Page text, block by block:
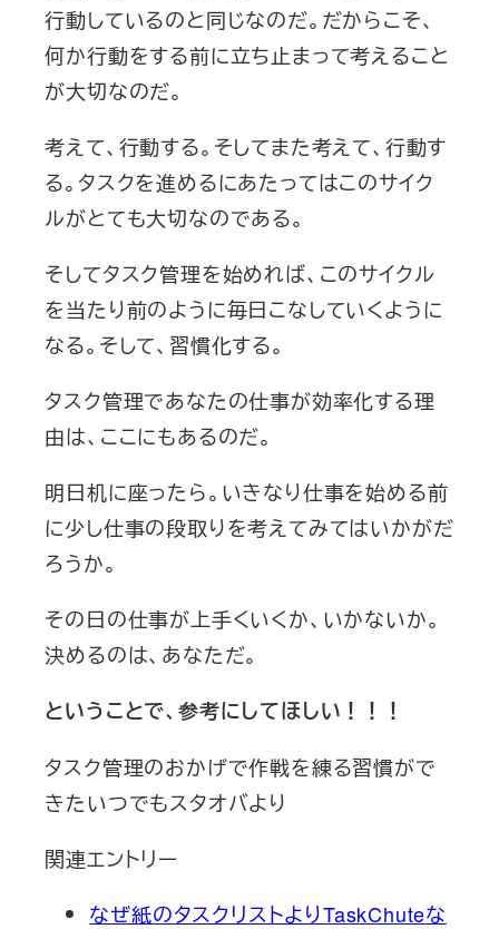
行動しているのと同じなのだ。だからこそ、
何か行動をする前に立ち止まって考えること
が大切なのだ。
考えて、行動する。そしてまた考えて、行動す
る。タスクを進めるにあたってはこのサイク
ルがとても大切なのである。
そしてタスク管理を始めれば、このサイクル
を当たり前のように毎日こなしていくように
なる。そして、習慣化する。
タスク管理であなたの仕事が効率化する理
由は、ここにもあるのだ。
明日机に座ったら。いきなり仕事を始める前
に少し仕事の段取りを考えてみてはいかがだ
ろうか。
その日の仕事が上手くいくか、いかないか。
決めるのは、あなただ。
ということで、参考にしてほしい！！！
タスク管理のおかげで作戦を練る習慣がで
きたいつでもスタオバより
関連エントリー
なぜ紙のタスクリストよりTaskChuteな